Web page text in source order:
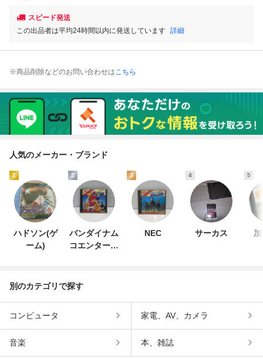
スピード発送
この出品者は平均24時間以内に発送しています 詳細
※商品削除などのお問い合わせはこちら
人気のメーカー・ブランド
1
ハドソン(ゲ
ーム)
2
バンダイナム
コエンターテ
3
NEC
4
サーカス
5
別のカテゴリで探す
コンピュータ 家電、AV、カメラ
音楽 本、雑誌